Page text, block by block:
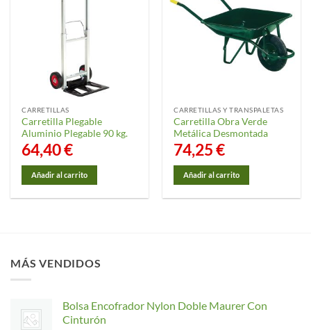
CARRETILLAS
Carretilla Plegable
Aluminio Plegable 90 kg.
64,40€
Añadir al carrito
CARRETILLAS Y TRANSPALETAS
Carretilla Obra Verde
Metálica Desmontada
74,25€
Añadir al carrito
MÁS VENDIDOS
Bolsa Encofrador Nylon Doble Maurer Con
Cinturón